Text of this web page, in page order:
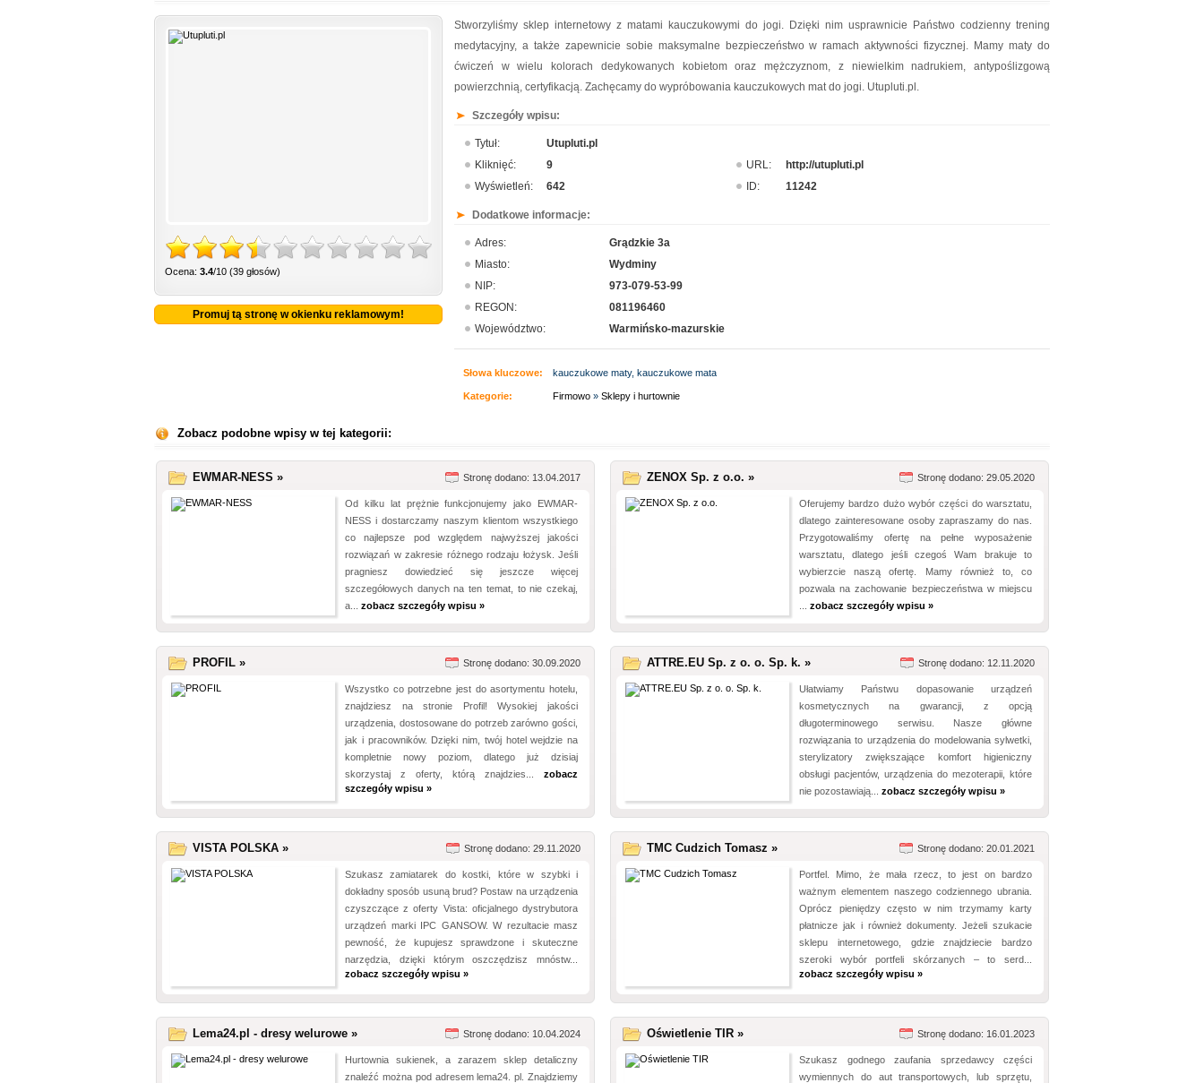
Ocena: 3.4/10 (39 głosów)
Promuj tą stronę w okienku reklamowym!
Stworzyliśmy sklep internetowy z matami kauczukowymi do jogi. Dzięki nim usprawnicie Państwo codzienny trening
medytacyjny, a także zapewnicie sobie maksymalne bezpieczeństwo w ramach aktywności fizycznej. Mamy maty do
ćwiczeń w wielu kolorach dedykowanych kobietom oraz mężczyznom, z niewielkim nadrukiem, antypoślizgową
powierzchnią, certyfikacją. Zachęcamy do wypróbowania kauczukowych mat do jogi. Utupluti.pl.
Szczegóły wpisu:
Tytuł:
Utupluti.pl
Kliknięć:
9 URL:
http://utupluti.pl
Wyświetleń:
642 ID: 11242
Dodatkowe informacje:
Adres:
Grądzkie 3a
Miasto:
Wydminy
NIP:
973-079-53-99
REGON:
081196460
Województwo:
Warmińsko-mazurskie
Słowa kluczowe: kauczukowe maty, kauczukowe mata
Kategorie: Firmowo » Sklepy i hurtownie
Zobacz podobne wpisy w tej kategorii:
EWMAR-NESS » Stronę dodano: 13.04.2017
Od kilku lat prężnie funkcjonujemy jako EWMAR-
NESS i dostarczamy naszym klientom wszystkiego
co najlepsze pod względem najwyższej jakości
rozwiązań w zakresie różnego rodzaju łożysk. Jeśli
pragniesz dowiedzieć się jeszcze więcej
szczegółowych danych na ten temat, to nie czekaj,
a... zobacz szczegóły wpisu »
ZENOX Sp. z o.o. » Stronę dodano: 29.05.2020
Oferujemy bardzo dużo wybór części do warsztatu,
dlatego zainteresowane osoby zapraszamy do nas.
Przygotowaliśmy ofertę na pełne wyposażenie
warsztatu, dlatego jeśli czegoś Wam brakuje to
wybierzcie naszą ofertę. Mamy również to, co
pozwala na zachowanie bezpieczeństwa w miejscu
zobacz szczegóły wpisu »
PROFIL » Stronę dodano: 30.09.2020
Wszystko co potrzebne jest do asortymentu hotelu,
znajdziesz na stronie Profil! Wysokiej jakości
urządzenia, dostosowane do potrzeb zarówno gości,
jak i pracowników. Dzięki nim, twój hotel wejdzie na
kompletnie nowy poziom, dlatego już dzisiaj
skorzystaj z oferty, którą znajdzies... zobacz
szczegóły wpisu »
ATTRE.EU Sp. z o. o. Sp. k. » Stronę dodano: 12.11.2020
Ułatwiamy Państwu dopasowanie urządzeń
kosmetycznych na gwarancji, z opcją
długoterminowego serwisu. Nasze główne
rozwiązania to urządzenia do modelowania sylwetki,
sterylizatory zwiększające komfort higieniczny
obsługi pacjentów, urządzenia do mezoterapii, które
nie pozostawiają... zobacz szczegóły wpisu »
VISTA POLSKA » Stronę dodano: 29.11.2020
Szukasz zamiatarek do kostki, które w szybki i
dokładny sposób usuną brud? Postaw na urządzenia
czyszczące z oferty Vista: oficjalnego dystrybutora
urządzeń marki IPC GANSOW. W rezultacie masz
pewność, że kupujesz sprawdzone i skuteczne
narzędzia, dzięki którym oszczędzisz mnóstw...
zobacz szczegóły wpisu »
TMC Cudzich Tomasz » Stronę dodano: 20.01.2021
Portfel. Mimo, że mała rzecz, to jest on bardzo
ważnym elementem naszego codziennego ubrania.
Oprócz pieniędzy często w nim trzymamy karty
płatnicze jak i również dokumenty. Jeżeli szukacie
sklepu internetowego, gdzie znajdziecie bardzo
szeroki wybór portfeli skórzanych – to serd...
zobacz szczegóły wpisu »
Lema24.pl - dresy welurowe » Stronę dodano: 10.04.2024
Hurtownia sukienek, a zarazem sklep detaliczny
znaleźć można pod adresem lema24. pl. Znajdziemy
Oświetlenie TIR » Stronę dodano: 16.01.2023
Szukasz godnego zaufania sprzedawcy części
wymiennych do aut transportowych, lub sprzętu,